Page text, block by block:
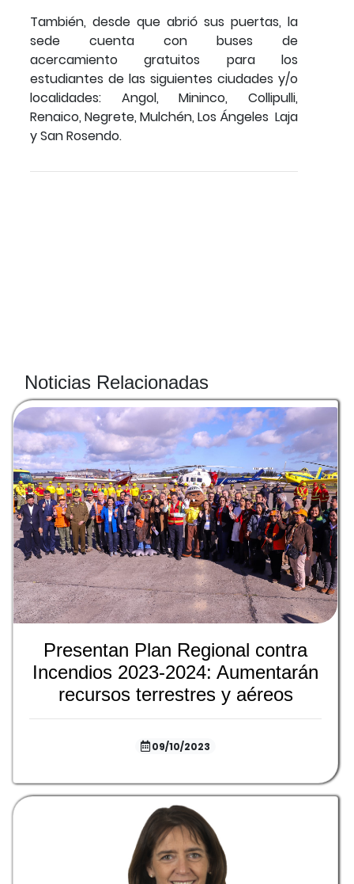
También, desde que abrió sus puertas, la
sede cuenta con buses de
acercamiento gratuitos para los
estudiantes de las siguientes ciudades y/o
localidades: Angol, Mininco, Collipulli,
Renaico, Negrete, Mulchén, Los Ángeles Laja
y San Rosendo.
Noticias Relacionadas
Presentan Plan Regional contra
Incendios 2023-2024: Aumentarán
recursos terrestres y aéreos
09/10/2023